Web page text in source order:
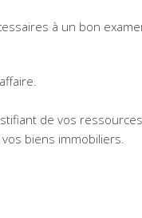
à un bon
de vos
biens immobiliers.